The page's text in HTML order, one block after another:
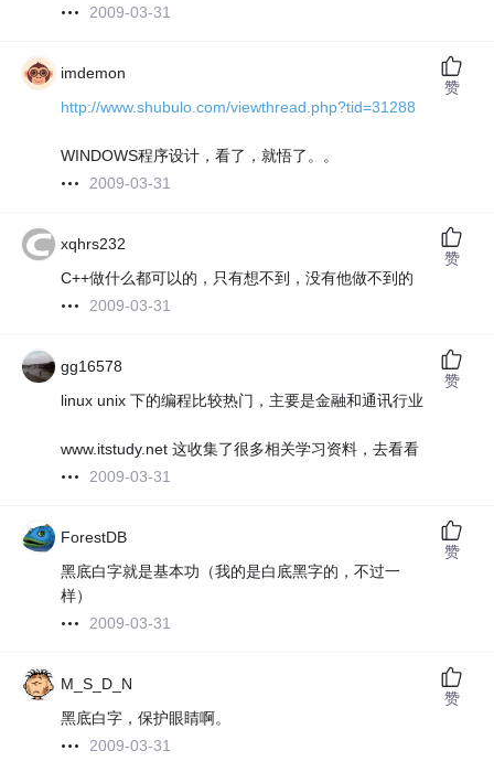
2009-03-31
imdemon
http://www.shubulo.com/viewthread.php?tid=31288
WINDOWS程序设计，看了，就悟了。。
2009-03-31
赞
xqhrs232
C++做什么都可以的，只有想不到，没有他做不到的
2009-03-31
赞
gg16578
linux unix 下的编程比较热门，主要是金融和通讯行业
www.itstudy.net 这收集了很多相关学习资料，去看看
2009-03-31
赞
ForestDB
黑底白字就是基本功（我的是白底黑字的，不过一
样）
2009-03-31
赞
M_S_D_N
黑底白字，保护眼睛啊。
2009-03-31
赞